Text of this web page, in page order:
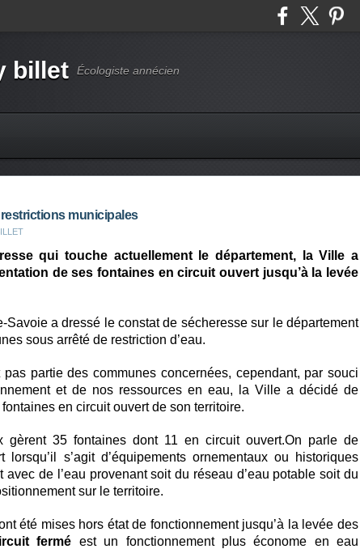
billet Écologiste annécien
municipales
qui touche actuellement le département, la Ville a
de ses fontaines en circuit ouvert jusqu’à la levée
Savoie a dressé le constat de sécheresse sur le département
sous arrêté de restriction d’eau.
pas partie des communes concernées, cependant, par souci
et de nos ressources en eau, la Ville a décidé de
en circuit ouvert de son territoire.
gèrent 35 fontaines dont 11 en circuit ouvert.On parle de
s’agit d’équipements ornementaux ou historiques
avec de l’eau provenant soit du réseau d’eau potable soit du
sur le territoire.
été mises hors état de fonctionnement jusqu’à la levée des
fermé est un fonctionnement plus économe en eau